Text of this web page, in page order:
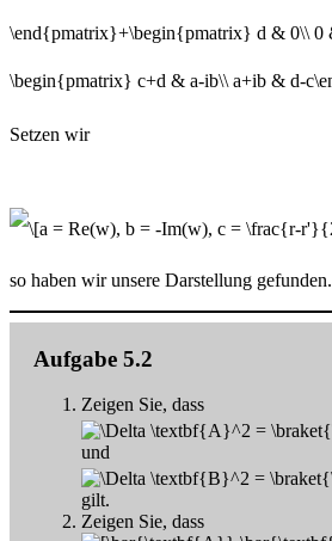
Setzen wir
so haben wir unsere Darstellung gefunden.
Aufgabe 5.2
Zeigen Sie, dass
und
gilt.
Zeigen Sie, dass